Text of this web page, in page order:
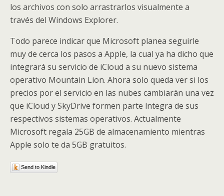
los archivos con solo arrastrarlos visualmente a
través del Windows Explorer.
Todo parece indicar que Microsoft planea seguirle
muy de cerca los pasos a Apple, la cual ya ha dicho que
integrará su servicio de iCloud a su nuevo sistema
operativo Mountain Lion. Ahora solo queda ver si los
precios por el servicio en las nubes cambiarán una vez
que iCloud y SkyDrive formen parte íntegra de sus
respectivos sistemas operativos. Actualmente
Microsoft regala 25GB de almacenamiento mientras
Apple solo te da 5GB gratuitos.
Send to Kindle